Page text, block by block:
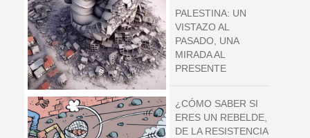
PALESTINA: UN
VISTAZO AL
PASADO, UNA
MIRADA AL
PRESENTE
¿CÓMO SABER SI
ERES UN REBELDE,
DE LA RESISTENCIA